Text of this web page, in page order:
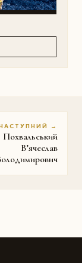
→
Похвальський
В’ячеслав